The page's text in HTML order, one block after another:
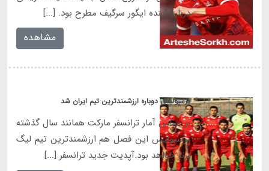
درباره آینده ایگور سرگیف مطرح بود. [...]
مشاهده
پرسپولیس دوباره ارزشمندترین تیم ایران شد
بر اساس آمار ترانسفر مارکت همانند سال گذشته
پرسپولیس این فصل هم ارزشمندترین تیم لیگ
برتر خواهد بود.آپدیت جدید ترانسفر [...]